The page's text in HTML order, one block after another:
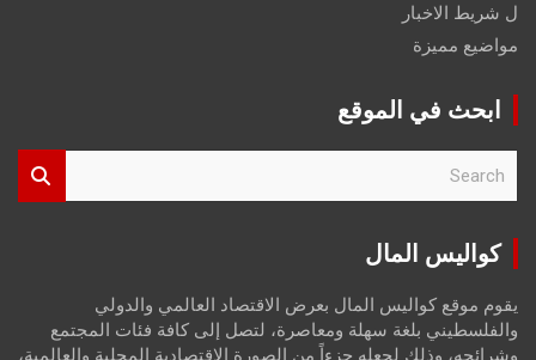
ل شريط الاخبار
مواضيع مميزة
ابحث في الموقع
r
كواليس المال
يقوم موقع كواليس المال بعرض الاقتصاد العالمي والدولي
والفلسطيني بلغة سهلة ومعاصرة، لتصل إلى كافة فئات المجتمع
وشرائحه، وذلك لجعله جزءاً من الصورة الاقتصادية المحلية والعالمية،